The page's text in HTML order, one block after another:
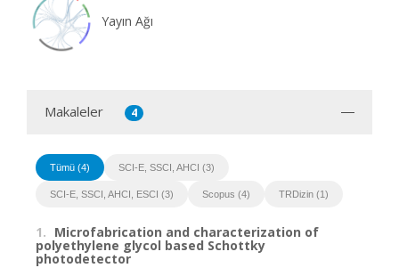
Yayın Ağı
Makaleler 4
Tümü (4) SCI-E, SSCI, AHCI (3)
SCI-E, SSCI, AHCI, ESCI (3) Scopus (4) TRDizin (1)
1. Microfabrication and characterization of
polyethylene glycol based Schottky
photodetector